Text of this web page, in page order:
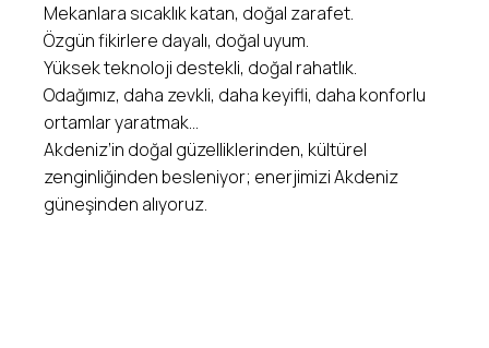
Mekanlara sıcaklık katan, doğal zarafet.
Özgün fikirlere dayalı, doğal uyum.
Yüksek teknoloji destekli, doğal rahatlık.
Odağımız, daha zevkli, daha keyifli, daha konforlu
ortamlar yaratmak…
Akdeniz’in doğal güzelliklerinden, kültürel
zenginliğinden besleniyor; enerjimizi Akdeniz
güneşinden alıyoruz.